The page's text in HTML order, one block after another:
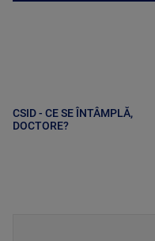
CSID - CE SE ÎNTÂMPLĂ,
DOCTORE?